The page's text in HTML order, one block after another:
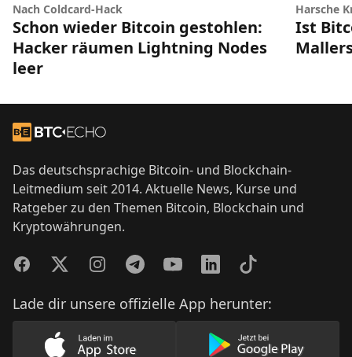
Nach Coldcard-Hack
Schon wieder Bitcoin gestohlen:
Hacker räumen Lightning Nodes
leer
Harsche
Ist
Zur Startseite
Das deutschsprachige Bitcoin- und Blockchain-
Leitmedium seit 2014. Aktuelle News, Kurse und
Ratgeber zu den Themen Bitcoin, Blockchain und
Kryptowährungen.
FacebookTwitterInstagramTelegramYouTubeLinkedInTikTok
Lade dir unsere offizielle App herunter: